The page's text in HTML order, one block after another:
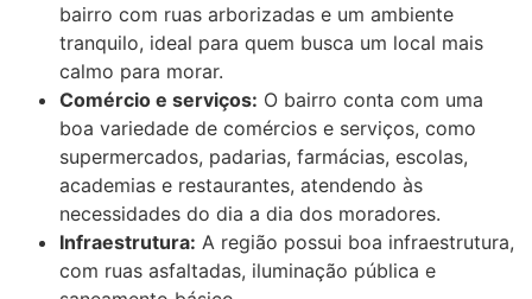
bairro com ruas arborizadas e um ambiente
tranquilo, ideal para quem busca um local mais
calmo para morar.
Comércio e serviços: O bairro conta com uma
boa variedade de comércios e serviços, como
supermercados, padarias, farmácias, escolas,
academias e restaurantes, atendendo às
necessidades do dia a dia dos moradores.
Infraestrutura: A região possui boa infraestrutura,
com ruas asfaltadas, iluminação pública e